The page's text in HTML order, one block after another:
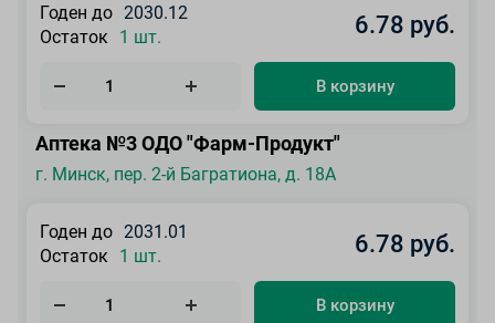
Годен до 2030.12
Остаток
1 шт. 6.78 руб.
В корзину
Аптека №3 ОДО "Фарм-Продукт"
г. Минск, пер. 2-й Багратиона, д. 18А
Годен до 2031.01
Остаток
1 шт. 6.78 руб.
В корзину